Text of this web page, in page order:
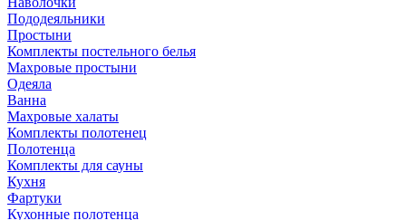
Пододеяльники
Простыни
Комплекты постельного белья
Махровые простыни
Одеяла
Ванна
Махровые халаты
Комплекты полотенец
Полотенца
Комплекты для сауны
Кухня
Фартуки
Кухонные полотенца